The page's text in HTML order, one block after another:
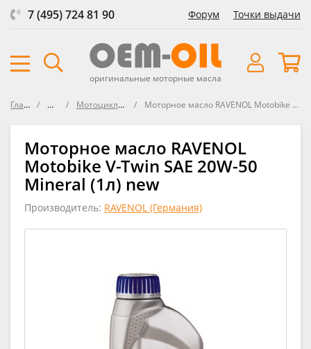
7 (495) 724 81 90 Форум Точки выдачи
оригинальные моторные масла
Главная Масла Мотоциклы / Скутеры Моторное масло RAVENOL Motobike V-Twin SAE 20W-50 Mineral
Моторное масло RAVENOL
Motobike V-Twin SAE 20W-50
Mineral (1л) new
Производитель: RAVENOL (Германия)